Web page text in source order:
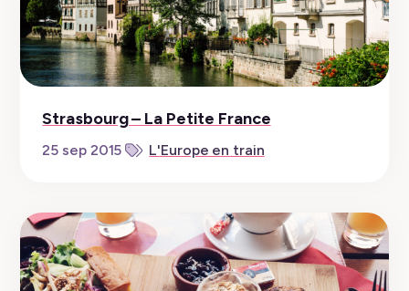
Strasbourg – La Petite France
25 sep 2015 L'Europe en train